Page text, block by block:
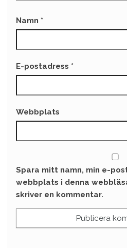
Namn *
E-postadress *
Webbplats
Spara mitt namn, min e-
webbplats i denna
skriver en kommentar.